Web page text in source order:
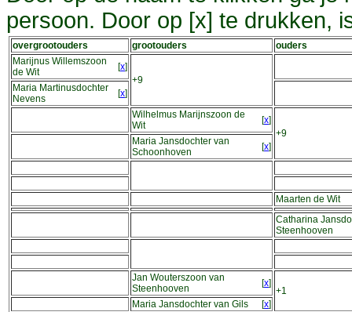
persoon. Door op [x] te drukken,
overgrootouders grootouders
ouders
Marijnus Willemszoon
de Wit
[x]
+9
Maria Martinusdochter
Nevens
[x]
Wilhelmus Marijnszoon de
Wit
[x]
+9
Maria Jansdochter van
Schoonhoven
[x]
Maarten de Wit
Catharina
Steenhooven
Jan Wouterszoon van
Steenhooven
[x]
+1
Maria Jansdochter van Gils
[x]